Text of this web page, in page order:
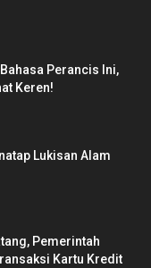
Perancis Ini,
Keren!
Lukisan Alam
Pemerintah
Kartu Kredit